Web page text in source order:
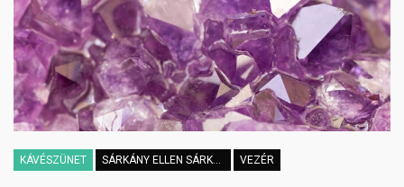
KÁVÉSZÜNET VEZÉR